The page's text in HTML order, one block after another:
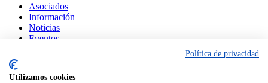
Asociados
Información
Noticias
Eventos
Legal
Política de privacidad
Utilizamos cookies